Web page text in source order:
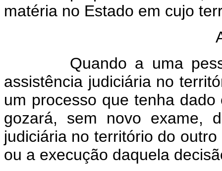
matéria no Estado em cujo
Quando a uma pessoa
assistência judiciária no
um processo que tenha
gozará, sem novo exame,
judiciária no território do
ou a execução daquela